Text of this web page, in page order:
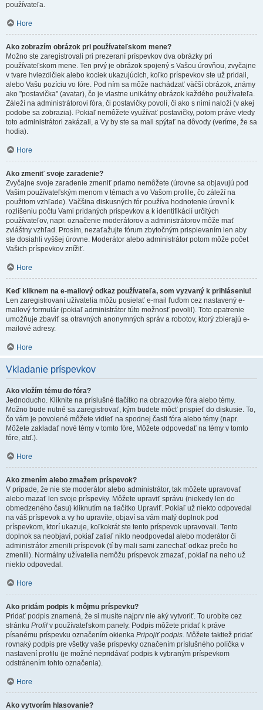
používateľa.
Hore
Ako zobrazím obrázok pri používateľskom mene?
Možno ste zaregistrovali pri prezeraní príspevkov dva obrázky pri
používateľskom mene. Ten prvý je obrázok spojený s Vašou úrovňou, zvyčajne
v tvare hviezdičiek alebo kociek ukazujúcich, koľko príspevkov ste už pridali,
alebo Vašu pozíciu vo fóre. Pod ním sa môže nachádzať väčší obrázok, známy
ako "postavička" (avatar), čo je vlastne unikátny obrázok každého používateľa.
Záleží na administrátorovi fóra, či postavičky povolí, či ako s nimi naloží (v akej
podobe sa zobrazia). Pokiaľ nemôžete využívať postavičky, potom práve vtedy
toto administrátori zakázali, a Vy by ste sa mali spýtať na dôvody (veríme, že sa
hodia).
Hore
Ako zmeniť svoje zaradenie?
Zvyčajne svoje zaradenie zmeniť priamo nemôžete (úrovne sa objavujú pod
Vašim používateľským menom v témach a vo Vašom profile, čo záleží na
použitom vzhľade). Väčšina diskusných fór používa hodnotenie úrovní k
rozlíšeniu počtu Vami pridaných príspevkov a k identifikácií určitých
používateľov, napr. označenie moderátorov a administrátorov môže mať
zvláštny vzhľad. Prosím, nezaťažujte fórum zbytočným prispievaním len aby
ste dosiahli vyššej úrovne. Moderátor alebo administrátor potom môže počet
Vašich príspevkov znížiť.
Hore
Keď kliknem na e-mailový odkaz používateľa, som vyzvaný k prihláseniu!
Len zaregistrovaní užívatelia môžu posielať e-mail ľuďom cez nastavený e-
mailový formulár (pokiaľ administrátor túto možnosť povolil). Toto opatrenie
umožňuje zbaviť sa otravných anonymných správ a robotov, ktorý zbierajú e-
mailové adresy.
Hore
Vkladanie príspevkov
Ako vložím tému do fóra?
Jednoducho. Kliknite na príslušné tlačítko na obrazovke fóra alebo témy.
Možno bude nutné sa zaregistrovať, kým budete môcť prispieť do diskusie. To,
čo vám je povolené môžete vidieť na spodnej časti fóra alebo témy (napr.
Môžete zakladať nové témy v tomto fóre, Môžete odpovedať na témy v tomto
fóre, atď.).
Hore
Ako zmením alebo zmažem príspevok?
V prípade, že nie ste moderátor alebo administrátor, tak môžete upravovať
alebo mazať len svoje príspevky. Môžete upraviť správu (niekedy len do
obmedzeného času) kliknutím na tlačítko Upraviť. Pokiaľ už niekto odpovedal
na váš príspevok a vy ho upravíte, objaví sa vám malý doplnok pod
príspevkom, ktorí ukazuje, koľkokrát ste tento príspevok upravovali. Tento
doplnok sa neobjaví, pokiaľ zatiaľ nikto neodpovedal alebo moderátor či
administrátor zmenili príspevok (tí by mali sami zanechať odkaz prečo ho
zmenili). Normálny užívatelia nemôžu príspevok zmazať, pokiaľ na neho už
niekto odpovedal.
Hore
Ako pridám podpis k môjmu príspevku?
Pridať podpis znamená, že si musíte najprv nie aký vytvoriť. To urobíte cez
stránku Profil v používateľskom panely. Podpis môžete pridať k práve
písanému príspevku označením okienka Pripojiť podpis. Môžete taktiež pridať
rovnaký podpis pre všetky vaše príspevky označením príslušného políčka v
nastavení profilu (je možné nepridávať podpis k vybraným príspevkom
odstránením tohto označenia).
Hore
Ako vytvorím hlasovanie?